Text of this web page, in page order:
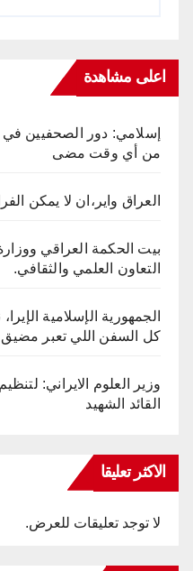
اعلى مشاهدة
إسلامي: دور الصحفيين في
من أي وقت مضى
العراق واير،ان لا يمكن
بيت الحكمة العراقي ووزارة
التعاون العلمي والثقافي.
كل السفن اللي تعبر
وزير العلوم الايراني:
القائد الشهيد
الاكثر تعليقا
لا توجد تعليقات للعرض.